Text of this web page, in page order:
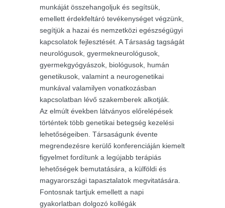
munkáját összehangoljuk és segítsük,
emellett érdekfeltáró tevékenységet végzünk,
segítjük a hazai és nemzetközi egészségügyi
kapcsolatok fejlesztését. A Társaság tagságát
neurológusok, gyermekneurológusok,
gyermekgyógyászok, biológusok, humán
genetikusok, valamint a neurogenetikai
munkával valamilyen vonatkozásban
kapcsolatban lévő szakemberek alkotják.
Az elmúlt években látványos előrelépések
történtek több genetikai betegség kezelési
lehetőségeiben. Társaságunk évente
megrendezésre kerülő konferenciáján kiemelt
figyelmet fordítunk a legújabb terápiás
lehetőségek bemutatására, a külföldi és
magyarországi tapasztalatok megvitatására.
Fontosnak tartjuk emellett a napi
gyakorlatban dolgozó kollégák